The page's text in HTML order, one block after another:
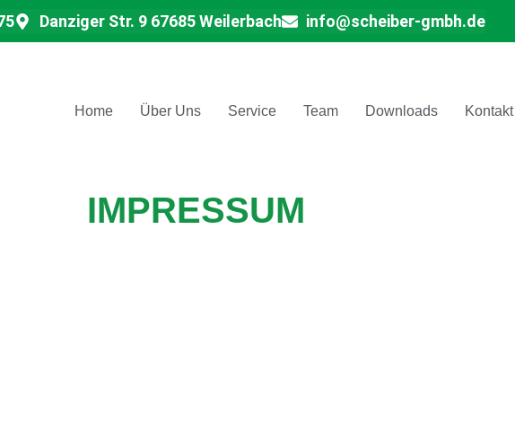
Danziger Str. 9 67685 Weilerbach info@scheiber-gmbh.de
Home Über Uns Service Team Downloads Kontakt
IMPRESSUM